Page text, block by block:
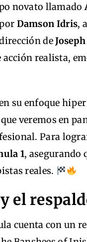
novato llamado
Damson Idris,
de
realista,
su enfoque
veremos en
Para
1, asegurando
reales.
el
cuenta con un